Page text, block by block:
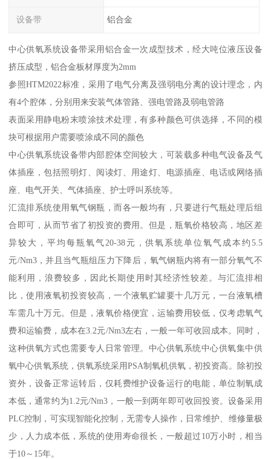
设备带 铝合金
中心供氧系统设备带采用铝合金一次成型技术，经大吨位液压设备
挤压成型，铝合金板材厚度为2mm
参照HTM2022标准，采用了电气分离及强弱电分离的设计理念，内
有4个腔体，分别用来安装气体管路、强电管路及弱电管路
表面采用静电粉末喷涂技术处理，有多种颜色可供选择，不同的模
块可根据用户需要喷涂成不同的颜色
中心供氧系统设备带内部腔体空间较大，可装载多种电气设备及气
体插座，包括照明灯、阅读灯、用途灯、电源插座、电话或网络插
座、电气开关、气体插座、护士呼叫系统等。
汇流排系统使用氧气钢瓶，而各一般均有，只要进行气瓶处理后组
合即可，从而节省了初投资的费用。但是，瓶氧价格较高，地区差
异较大，平均每瓶氧气20-38元，供氧系统单位氧气成本约5.5
元/Nm3，并且当气瓶组压力下降后，氧气钢瓶内将有一部分氧气不
能利用，浪费较多，因此长期使用时其经济性较差。与汇流排相
比，使用液氧初投资较高，一个液氧贮罐要十几万元，一台液氧槽
车需几十万元。但是，液氧价格便宜，运输费用较低，仅考虑氧气
费和运输费，成本在3.2元/Nm3左右，一般一年可收回成本。同时，
这种供氧方式也需要专人日常管理。中心供氧系统中心供氧集中供
氧中心供氧系统，供氧系统采用PSA制氧机供氧，初投资高。除初投
资外，设备正常运转后，仅耗费维护设备运行的电能，单位制氧成
本低，通常约为1.2元/Nm3，一般一到两年即可收回投资。设备采用
PLC控制，可实现智能化控制，无需专人操作，日常维护、维修量极
少，人力成本低，系统的使用寿命很长，一般超过10万小时，相当
于10～15年。